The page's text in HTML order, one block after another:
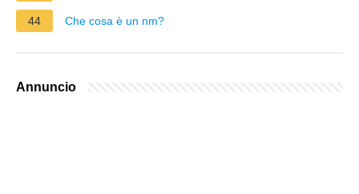
44 Che cosa è un nm?
Annuncio